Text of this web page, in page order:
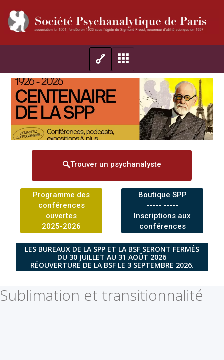
Trouver un psychanalyste
Programme des
conférences
ouvertes
2025-2026
Boutique SPP
----- -----
Inscriptions aux
conférences
LES BUREAUX DE LA SPP ET LA BSF SERONT FERMÉS
DU 30 JUILLET AU 31 AOÛT 2026
RÉOUVERTURE DE LA BSF LE 3 SEPTEMBRE 2026.
Sublimation et transitionnalité